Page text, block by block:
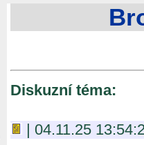
Diskuzní téma:
| 04.11.25